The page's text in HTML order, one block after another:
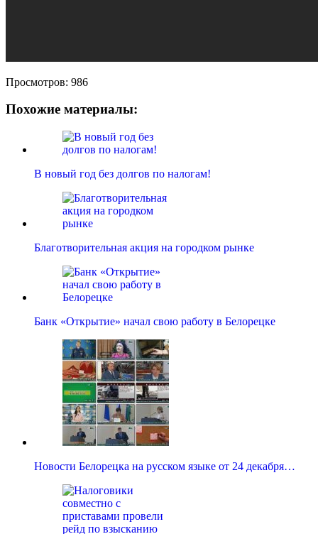
Просмотров: 986
Похожие материалы:
В новый год без долгов по налогам!
Благотворительная акция на городком рынке
Банк «Открытие» начал свою работу в Белорецке
Новости Белорецка на русском языке от 24 декабря…